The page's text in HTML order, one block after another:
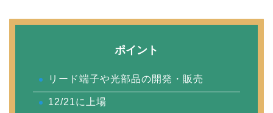
ポイント
リード端子や光部品の開発・販売
12/21に上場